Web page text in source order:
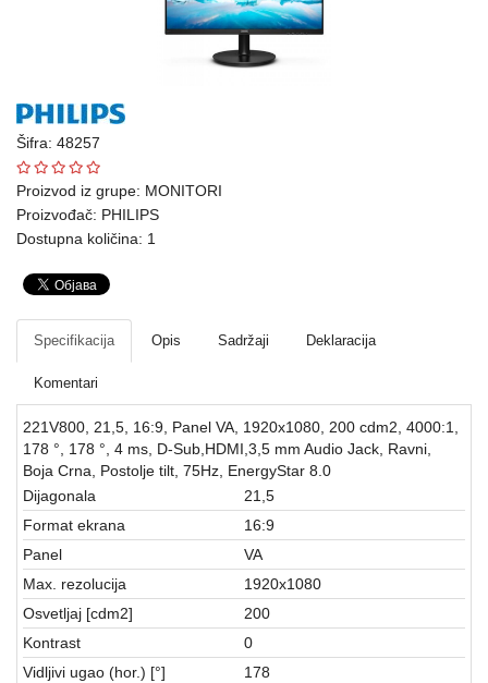
tehnika
oprema
oprema
Fotoaparati
i
kamere
Kućni
aparati
Software
Sve
kategorije
Šifra: 48257
Proizvod iz grupe: MONITORI
Proizvođač: PHILIPS
Dostupna količina: 1
Specifikacija Opis Sadržaji Deklaracija
Komentari
221V800, 21,5, 16:9, Panel VA, 1920x1080, 200 cdm2, 4000:1,
178 °, 178 °, 4 ms, D-Sub,HDMI,3,5 mm Audio Jack, Ravni,
Boja Crna, Postolje tilt, 75Hz, EnergyStar 8.0
Dijagonala
21,5
Format ekrana
16:9
Panel
VA
Max. rezolucija
1920x1080
Osvetljaj [cdm2]
200
Kontrast
0
Vidljivi ugao (hor.) [°]
178